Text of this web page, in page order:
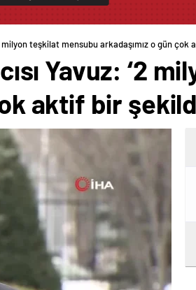
milyon teşkilat mensubu arkadaşımız o gün çok
Yavuz: ‘2
aktif bir